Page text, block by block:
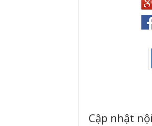
Cập nhật